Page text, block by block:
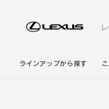
ラインアップから探す